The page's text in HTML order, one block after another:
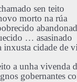
sen teito
morto na rúa
… asasinado
inxusta cidade de
a unha vivenda
gobernantes